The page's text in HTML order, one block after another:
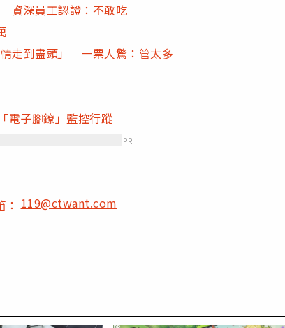
資深員工認證：不敢吃
走到盡頭」 一票人驚：管太多
電子腳鐐」監控行蹤
PR
：119@ctwant.com